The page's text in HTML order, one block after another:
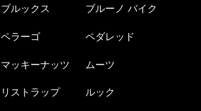
ブルックス ブルーノ バイク
ペラーゴ ペダレッド
マッキーナッツ ムーツ
リストラップ ルック